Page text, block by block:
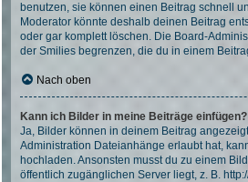
benutzen, sie können einen Beitrag schnell
Moderator könnte deshalb deinen Beitrag
oder gar komplett löschen. Die Board-
der Smilies begrenzen, die du in einem
Nach oben
Kann ich Bilder in meine Beiträge einfügen?
Ja, Bilder können in deinem Beitrag
Administration Dateianhänge erlaubt hat,
hochladen. Ansonsten musst du zu einem
öffentlich zugänglichen Server liegt, z. B.